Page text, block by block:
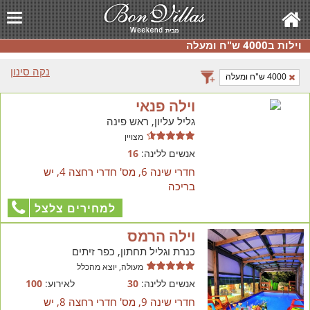
וילות ב4000 ש"ח ומעלה
נקה סינון
4000 ש"ח ומעלה
וילה פנאי
גליל עליון, ראש פינה
מצויין
אנשים ללינה:16
חדרי שינה 6, מס' חדרי רחצה 4, יש
בריכה
למחירים צלצל
וילה הרמס
כנרת וגליל תחתון, כפר זיתים
מעולה, יוצא מהכלל
אנשים ללינה:30 לאירוע:100
חדרי שינה 9, מס' חדרי רחצה 8, יש